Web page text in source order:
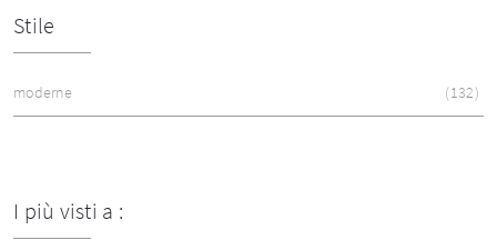
Stile
moderne 132
I più visti a :